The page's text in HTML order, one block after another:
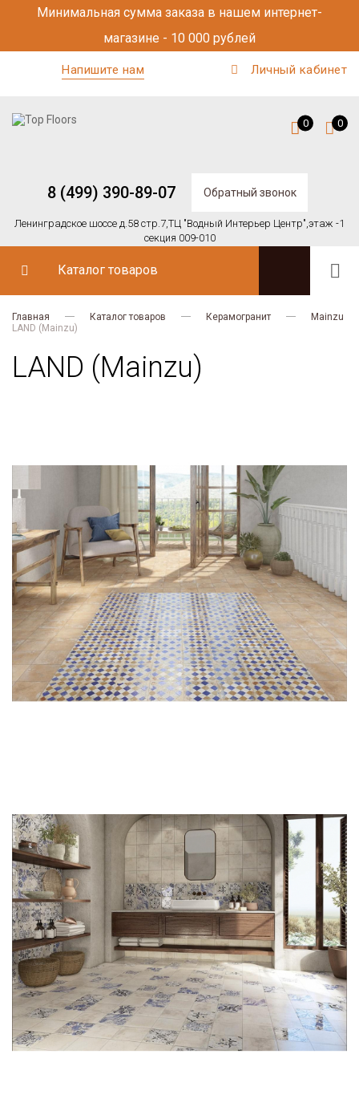
Минимальная сумма заказа в нашем интернет-
магазине - 10 000 рублей
Напишите нам Личный кабинет
8 (499) 390-89-07 Обратный звонок
Ленинградское шоссе д.58 стр.7,ТЦ "Водный Интерьер Центр",этаж -1
секция 009-010
0 0
Каталог товаров
Главная Каталог товаров Керамогранит
Mainzu
LAND (Mainzu)
LAND (Mainzu)